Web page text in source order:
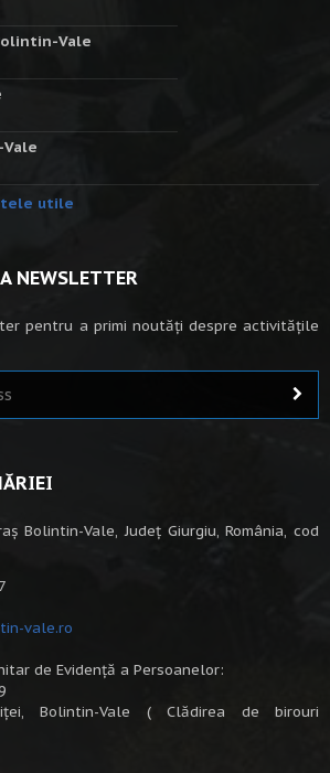
Vale
utile
NEWSLETTER
pentru a primi noutăți despre activitățile
Bolintin-Vale, Județ Giurgiu, România, cod
vale.ro
de Evidență a Persoanelor:
Bolintin-Vale ( Clădirea de birouri